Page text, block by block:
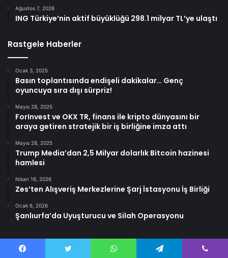
Ağustos 7, 2026
ING Türkiye’nin aktif büyüklüğü 298.1 milyar TL’ye ulaştı
Rastgele Haberler
Ocak 3, 2025
Basın toplantısında endişeli dakikalar… Genç
oyuncuya sıra dışı sürpriz!
Mayıs 28, 2025
ForInvest ve OKX TR, finans ile kripto dünyasını bir
araya getiren stratejik bir iş birliğine imza attı
Mayıs 28, 2025
Trump Media’dan 2,5 Milyar dolarlık Bitcoin hazinesi
hamlesi
Nisan 16, 2026
Zes’ten Alışveriş Merkezlerine Şarj İstasyonu İş Birliği
Ocak 6, 2026
Şanlıurfa’da Uyuşturucu ve Silah Operasyonu